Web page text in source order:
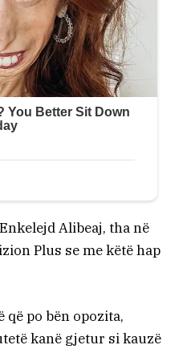
Alibeaj, tha në
Plus se me këtë hap
që po bën opozita,
kanë gjetur si kauzë